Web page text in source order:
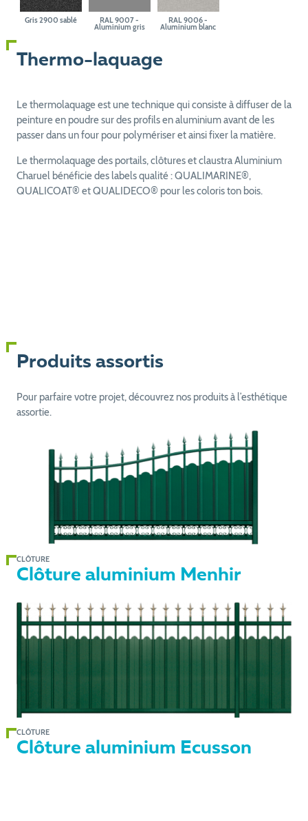
Gris 2900 sablé RAL 9007 -
Aluminium gris
RAL 9006 -
Aluminium blanc
Thermo-laquage
Le thermolaquage est une technique qui consiste à diffuser de la
peinture en poudre sur des profils en aluminium avant de les
passer dans un four pour polymériser et ainsi fixer la matière.
Le thermolaquage des portails, clôtures et claustra Aluminium
Charuel bénéficie des labels qualité : QUALIMARINE®,
QUALICOAT® et QUALIDECO® pour les coloris ton bois.
Produits assortis
Pour parfaire votre projet, découvrez nos produits à l’esthétique
assortie.
CLÔTURE
Clôture aluminium Menhir
CLÔTURE
Clôture aluminium Ecusson